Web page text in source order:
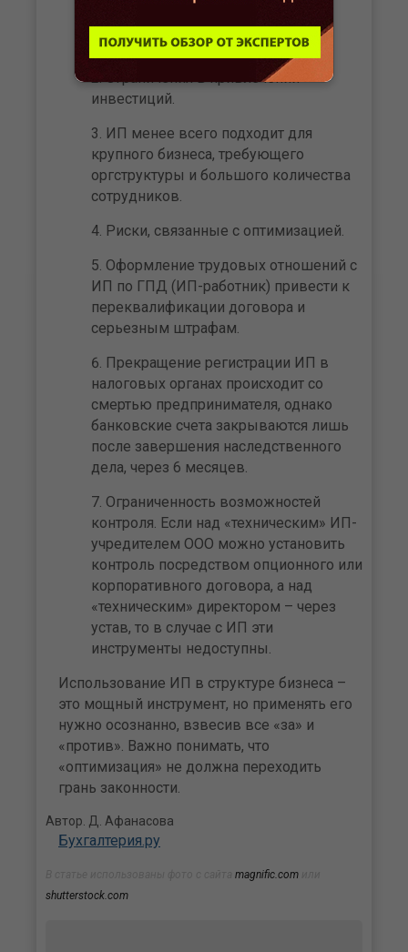
имуществом.
Ограничения в привлечении
инвестиций.
ИП менее всего подходит для
крупного бизнеса, требующего
оргструктуры и большого количества
сотрудников.
Риски, связанные с оптимизацией.
Оформление трудовых отношений с
ИП по ГПД (ИП-работник) привести к
переквалификации договора и
серьезным штрафам.
Прекращение регистрации ИП в
налоговых органах происходит со
смертью предпринимателя, однако
банковские счета закрываются лишь
после завершения наследственного
дела, через 6 месяцев.
Ограниченность возможностей
контроля. Если над «техническим» ИП-
учредителем ООО можно установить
контроль посредством опционного или
корпоративного договора, а над
«техническим» директором – через
устав, то в случае с ИП эти
инструменты недоступны.
Использование ИП в структуре бизнеса –
это мощный инструмент, но применять его
нужно осознанно, взвесив все «за» и
«против». Важно понимать, что
«оптимизация» не должна переходить
грань законности.
Автор. Д. Афанасова
Бухгалтерия.ру
magnific.com
shutterstock.com